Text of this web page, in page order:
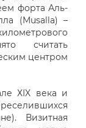
форта Аль-
(Musalla) –
считать
центром
ХIX века и
Визитная